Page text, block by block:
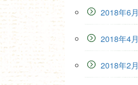
2018年6月
2018年4月
2018年2月